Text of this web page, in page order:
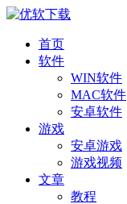
首页
软件
WIN软件
MAC软件
安卓软件
游戏
安卓游戏
游戏视频
文章
教程